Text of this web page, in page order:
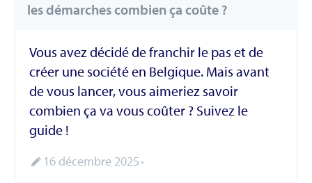
les démarches combien ça coûte ?
Vous avez décidé de franchir le pas et de
créer une société en Belgique. Mais avant
de vous lancer, vous aimeriez savoir
combien ça va vous coûter ? Suivez le
guide !
16 décembre 2025